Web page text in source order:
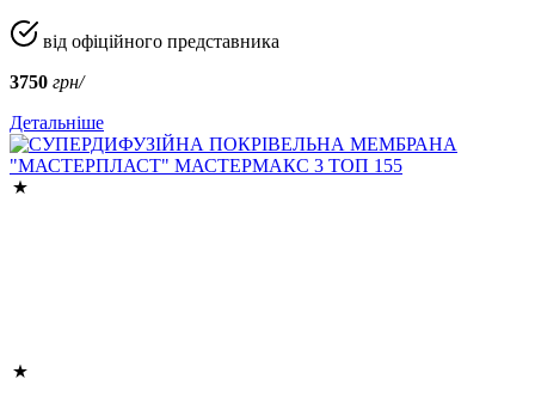
від офіційного представника
3750 грн/
Детальніше